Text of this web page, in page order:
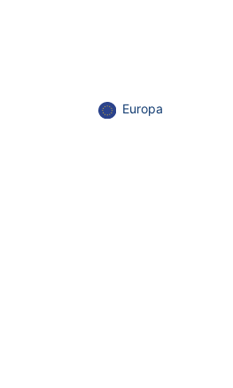
Europa